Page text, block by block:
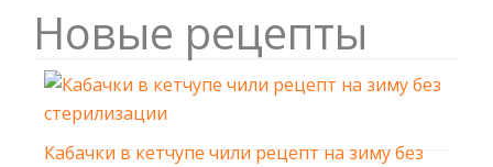
Новые рецепты
Кабачки в кетчупе чили рецепт на зиму без